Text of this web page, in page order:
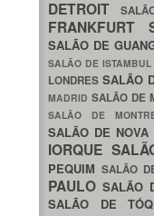
DETROIT
FRANKFURT
SALÃO DE
SALÃO DE ISTAMBUL
LONDRESSALÃO
MADRID SALÃO DE
SALÃO DE
SALÃO DE NOVA
IORQUE
PEQUIM SALÃO
PAULO SALÃO
SALÃO DE